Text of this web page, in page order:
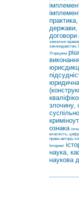
держави,
договори
земельні
законодавство,
Угорщина
злочину,
ознака
власність,
права автора,
Інтернет
наука,
наукова